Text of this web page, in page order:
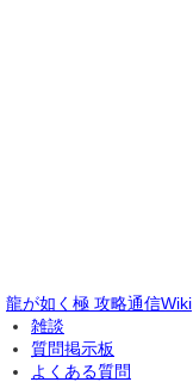
龍が如く極 攻略通信Wiki
雑談
質問掲示板
よくある質問